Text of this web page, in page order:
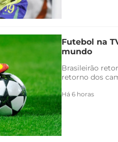
Futebol na
mundo
Brasileirão
retorno dos
Há 6 horas